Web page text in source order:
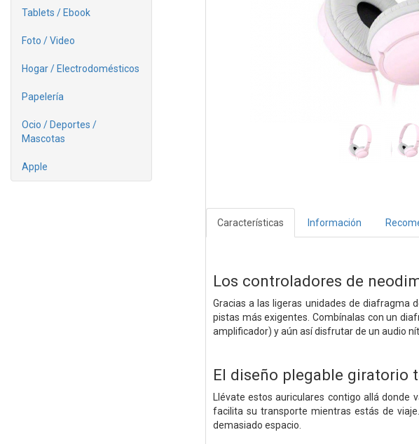
Tablets / Ebook
Foto / Video
Hogar / Electrodomésticos
Papelería
Ocio / Deportes /
Mascotas
Apple
Características Información
Los controladores de
Gracias a las ligeras unidades de diafragma
pistas más exigentes. Combínalas con un
amplificador) y aún así disfrutar de un audio
El diseño plegable giratorio
Llévate estos auriculares contigo allá donde
facilita su transporte mientras estás de
demasiado espacio.